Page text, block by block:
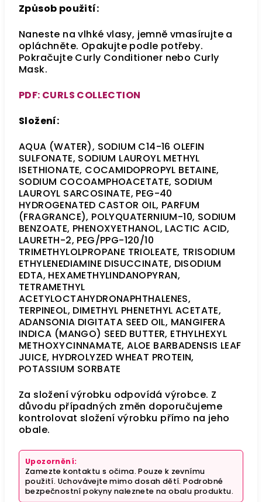
Způsob použití:
Naneste na vlhké vlasy, jemně vmasírujte a
opláchněte. Opakujte podle potřeby.
Pokračujte Curly Conditioner nebo Curly
Mask.
PDF: CURLS COLLECTION
Složení:
AQUA (WATER), SODIUM C14-16 OLEFIN
SULFONATE, SODIUM LAUROYL METHYL
ISETHIONATE, COCAMIDOPROPYL BETAINE,
SODIUM COCOAMPHOACETATE, SODIUM
LAUROYL SARCOSINATE, PEG-40
HYDROGENATED CASTOR OIL, PARFUM
(FRAGRANCE), POLYQUATERNIUM-10, SODIUM
BENZOATE, PHENOXYETHANOL, LACTIC ACID,
LAURETH-2, PEG/PPG-120/10
TRIMETHYLOLPROPANE TRIOLEATE, TRISODIUM
ETHYLENEDIAMINE DISUCCINATE, DISODIUM
EDTA, HEXAMETHYLINDANOPYRAN,
TETRAMETHYL
ACETYLOCTAHYDRONAPHTHALENES,
TERPINEOL, DIMETHYL PHENETHYL ACETATE,
ADANSONIA DIGITATA SEED OIL, MANGIFERA
INDICA (MANGO) SEED BUTTER, ETHYLHEXYL
METHOXYCINNAMATE, ALOE BARBADENSIS LEAF
JUICE, HYDROLYZED WHEAT PROTEIN,
POTASSIUM SORBATE
Za složení výrobku odpovídá výrobce. Z
důvodu případných změn doporučujeme
kontrolovat složení výrobku přímo na jeho
obale.
Upozornění:
Zamezte kontaktu s očima. Pouze k zevnímu
použití. Uchovávejte mimo dosah dětí. Podrobné
bezpečnostní pokyny naleznete na obalu produktu.